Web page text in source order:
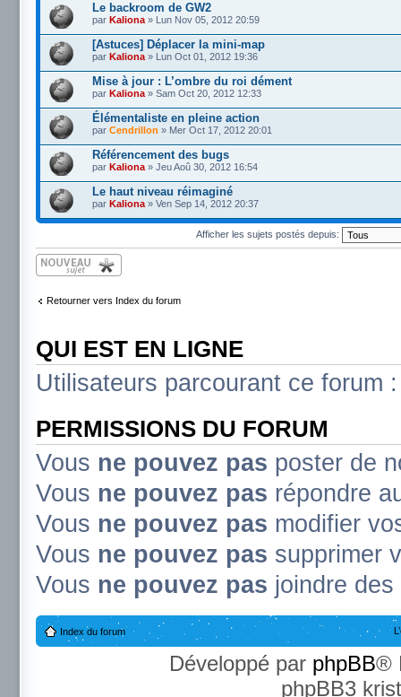
Le backroom de GW2
par Kaliona » Lun Nov 05, 2012 20:59
[Astuces] Déplacer la mini-map
par Kaliona » Lun Oct 01, 2012 19:36
Mise à jour : L’ombre du roi dément
par Kaliona » Sam Oct 20, 2012 12:33
Élémentaliste en pleine action
par Cendrillon » Mer Oct 17, 2012 20:01
Référencement des bugs
par Kaliona » Jeu Aoû 30, 2012 16:54
Le haut niveau réimaginé
par Kaliona » Ven Sep 14, 2012 20:37
Afficher les sujets postés depuis:
Écrire un nouveau
sujet
Retourner vers Index du forum
QUI EST EN LIGNE
Utilisateurs parcourant ce forum
PERMISSIONS DU FORUM
Vous ne pouvez pas poster de
Vous ne pouvez pas répondre
Vous ne pouvez pas modifier
Vous ne pouvez pas supprimer
Vous ne pouvez pas joindre
Index du forum
Développé par phpBB®
phpBB3